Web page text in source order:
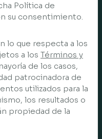
Política de
su consentimiento.
lo que respecta a los
a los Términos y
de los casos,
patrocinadora de
utilizados para la
los resultados o
propiedad de la